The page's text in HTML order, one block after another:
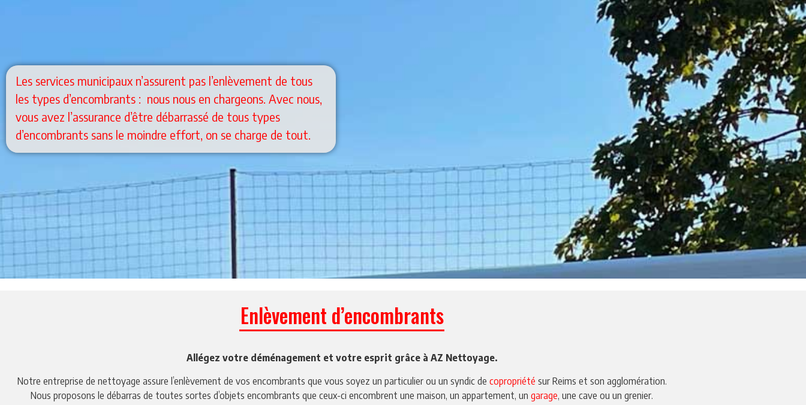
Les services municipaux n’assurent pas l’enlèvement de tous
les types d’encombrants : nous nous en chargeons. Avec nous,
vous avez l’assurance d’être débarrassé de tous types
d’encombrants sans le moindre effort, on se charge de tout.
Enlèvement d’encombrants
Allégez votre déménagement et votre esprit grâce à AZ Nettoyage.
Notre entreprise de nettoyage assure l’enlèvement de vos encombrants que vous soyez un particulier ou un syndic de copropriété sur Reims et son agglomération.
Nous proposons le débarras de toutes sortes d’objets encombrants que ceux-ci encombrent une maison, un appartement, un garage, une cave ou un grenier.